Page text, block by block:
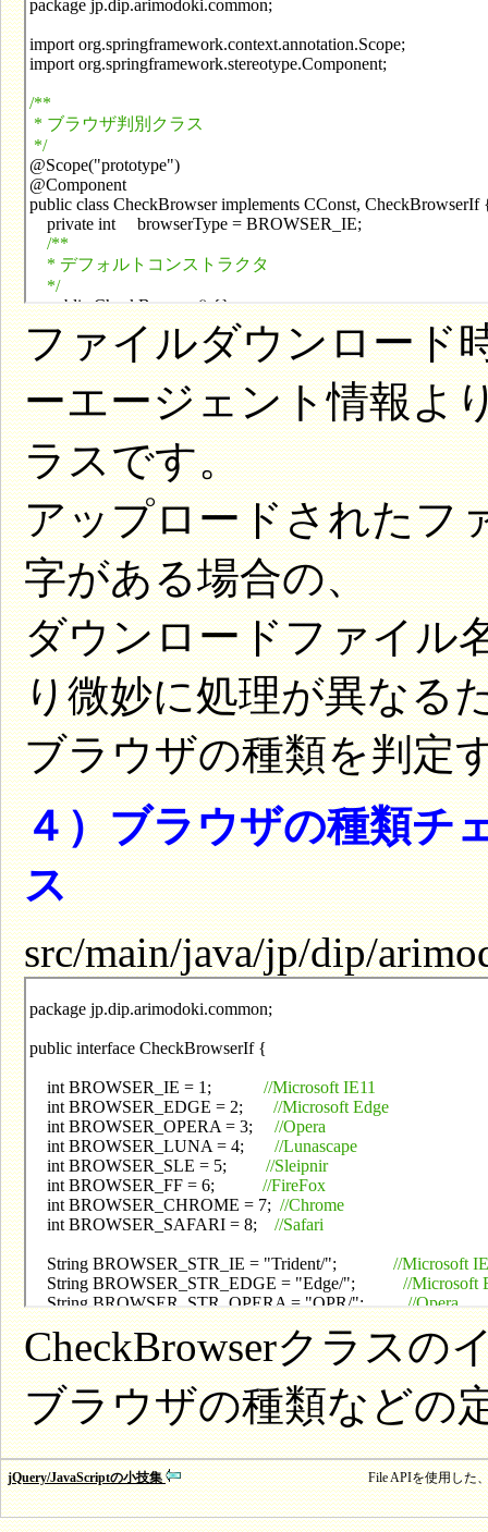
ファイルダウンロード
ーエージェント情報よ
ラスです。
アップロードされたフ
字がある場合の、
ダウンロードファイル
り微妙に処理が異なる
ブラウザの種類を判定
４）ブラウザの種類チ
ス
src/main/java/jp/dip/
CheckBrowserクラスの
ブラウザの種類などの
jQuery/JavaScriptの小技集 File APIを使用した